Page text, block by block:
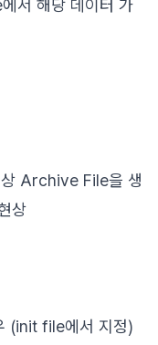
서 해당 데이터 가
Archive File을 생
상
(init file에서 지정)